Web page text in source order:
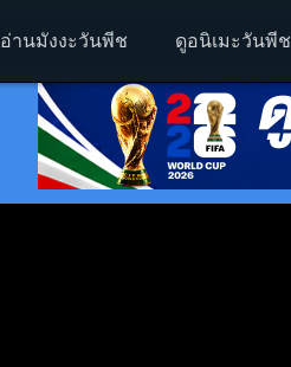
อ่านมังงะวันพีช ดูอนิเมะวันพีช